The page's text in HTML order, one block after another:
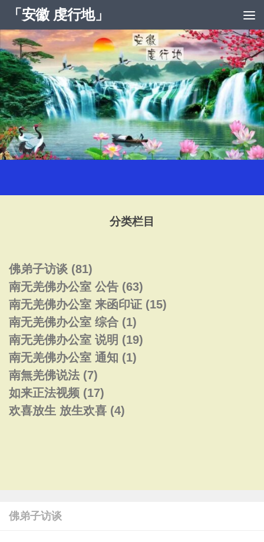
跳至内容
「安徽 虔行地」
佛弟子访谈
分类栏目
佛弟子访谈 (81)
南无羌佛办公室 公告 (63)
南无羌佛办公室 来函印证 (15)
南无羌佛办公室 综合 (1)
南无羌佛办公室 说明 (19)
南无羌佛办公室 通知 (1)
南無羌佛说法 (7)
如来正法视频 (17)
欢喜放生 放生欢喜 (4)